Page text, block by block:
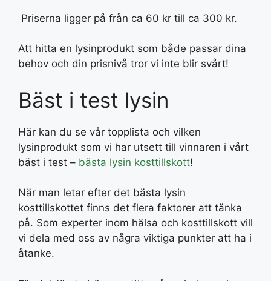
Priserna ligger på från ca 60 kr till ca 300 kr.
Att hitta en lysinprodukt som både passar dina
behov och din prisnivå tror vi inte blir svårt!
Bäst i test lysin
Här kan du se vår topplista och vilken
lysinprodukt som vi har utsett till vinnaren i vårt
bäst i test – bästa lysin kosttillskott!
När man letar efter det bästa lysin
kosttillskottet finns det flera faktorer att tänka
på. Som experter inom hälsa och kosttillskott vill
vi dela med oss av några viktiga punkter att ha i
åtanke.